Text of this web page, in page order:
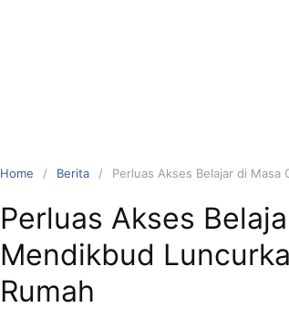
Home Berita Perluas Akses Belajar di Masa
Perluas Akses
Mendikbud
Rumah